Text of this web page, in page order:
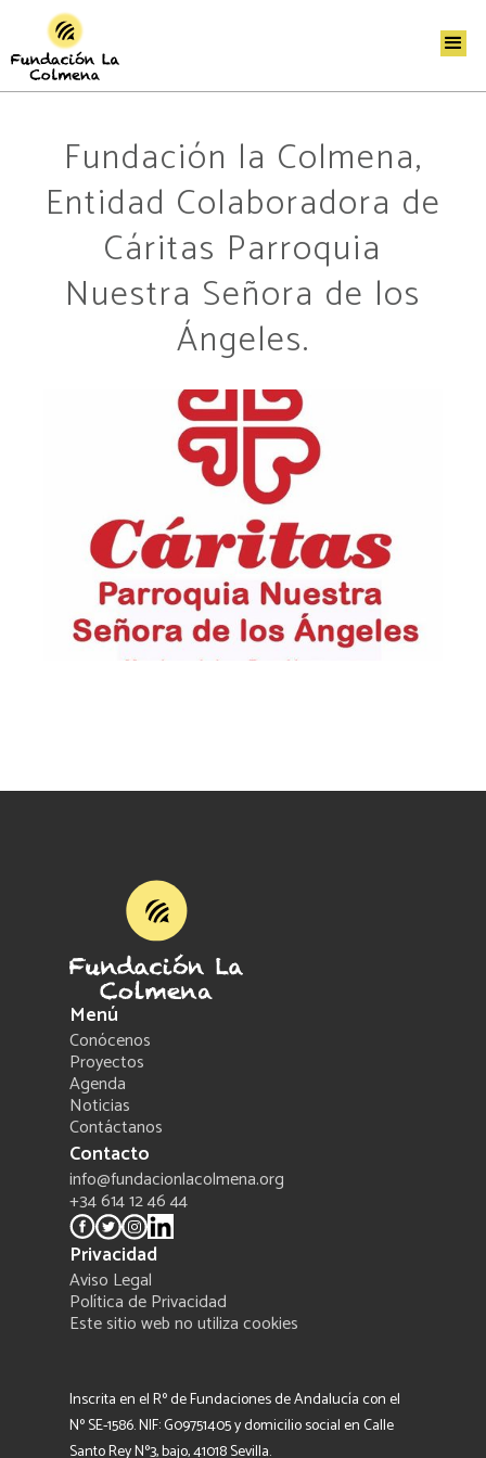
Fundación la Colmena,
Entidad Colaboradora de
Cáritas Parroquia
Nuestra Señora de los
Ángeles.
Menú
Conócenos
Proyectos
Agenda
Noticias
Contáctanos
Contacto
info@fundacionlacolmena.org
+34 614 12 46 44
Privacidad
Aviso Legal
Política de Privacidad
Este sitio web no utiliza cookies
Inscrita en el Rº de Fundaciones de Andalucía con el
Nº SE-1586. NIF: G09751405 y domicilio social en Calle
Santo Rey Nº3, bajo, 41018 Sevilla.